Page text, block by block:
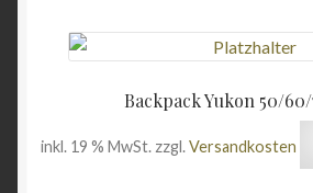
Backpack Yukon 50/
inkl. 19 % MwSt. zzgl.Versandkosten